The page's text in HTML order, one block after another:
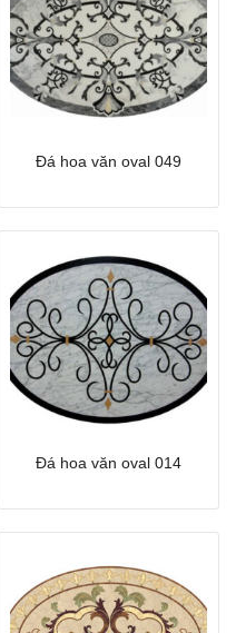
Đá hoa văn oval 049
Đá hoa văn oval 014